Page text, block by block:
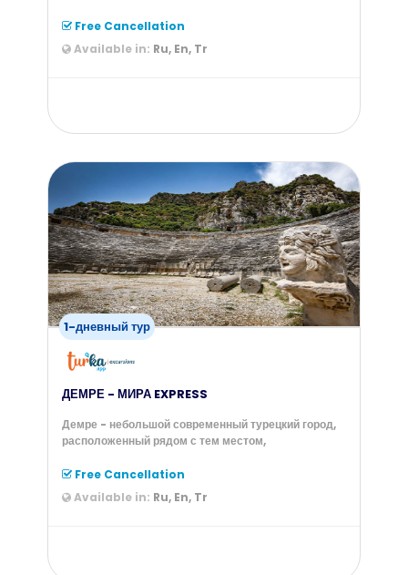
Free Cancellation
Available in: Ru, En, Tr
from
$150
1-дневный тур
ДЕМРЕ - МИРА EXPRESS
Демре - небольшой современный турецкий город,
расположенный рядом с тем местом,
Free Cancellation
Available in: Ru, En, Tr